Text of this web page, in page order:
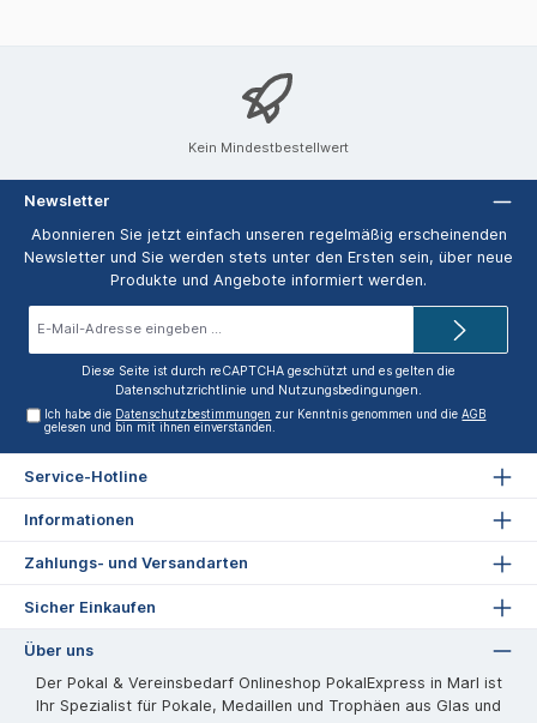
Kein Mindestbestellwert
Newsletter
Abonnieren Sie jetzt einfach unseren regelmäßig erscheinenden
Newsletter und Sie werden stets unter den Ersten sein, über neue
Produkte und Angebote informiert werden.
Diese Seite ist durch reCAPTCHA geschützt und es gelten die
Datenschutzrichtlinie und Nutzungsbedingungen.
Ich habe die Datenschutzbestimmungen zur Kenntnis genommen und dieAGB
gelesen und bin mit ihnen einverstanden.
Service-Hotline
Informationen
Zahlungs- und Versandarten
Sicher Einkaufen
Über uns
Der Pokal & Vereinsbedarf Onlineshop PokalExpress in Marl ist
Ihr Spezialist für Pokale, Medaillen und Trophäen aus Glas und